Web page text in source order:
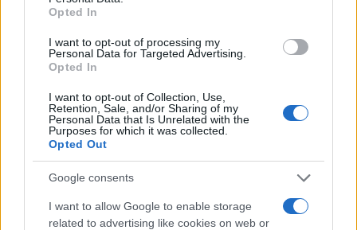
Opted In
I want to opt-out of processing my
Personal Data for Targeted Advertising.
Opted In
I want to opt-out of Collection, Use,
Retention, Sale, and/or Sharing of my
Personal Data that Is Unrelated with the
Purposes for which it was collected.
Opted Out
Google consents
I want to allow Google to enable storage
related to advertising like cookies on web or
Ravne na Koroškem
Kategorije: Zabava Družba
Ključne besede: Bojan Emeršič
komedija
PCT smeh
Več iz kraja Ravne na Koroškem